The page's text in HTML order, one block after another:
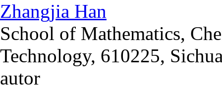
Zhangjia Han
School of Mathematics,
Technology, 610225,
autor